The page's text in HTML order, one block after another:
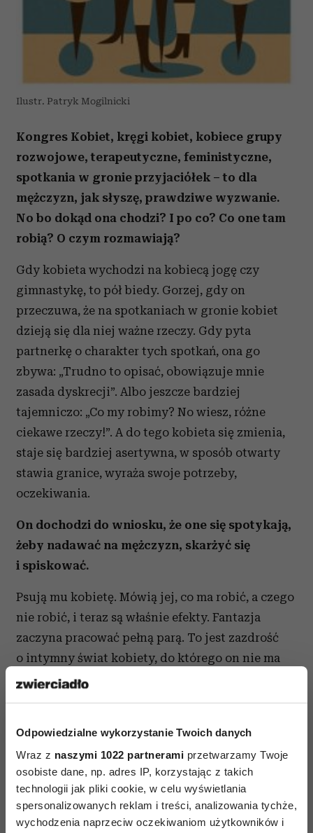
Odpowiedzialne wykorzystanie Twoich danych
Wraz z naszymi 1022 partnerami przetwarzamy Twoje
osobiste dane, np. adres IP, korzystając z takich
technologii jak pliki cookie, w celu wyświetlania
spersonalizowanych reklam i treści, analizowania tychże,
wychodzenia naprzeciw oczekiwaniom użytkowników i
Ilustr. Patryk Mogilnicki
Kongres Kobiet, kręgi kobiet, kobiece grupy
rozwojowe, terapeutyczne, feministyczne,
spotkania w gronie przyjaciółek – to dla
mężczyzn, jak słyszę, prawdziwe wyzwanie.
No bo dokąd ona chodzi? I po co? Co one tam
robią? O czym rozmawiają?
Gdy kobieta wychodzi na kobiecą jogę czy
gimnastykę, to pół biedy. Gorzej, gdy on
przeczuwa, że na spotkaniach w gronie kobiet
dzieją się dla niej ważne rzeczy. Gdy pyta
partnerkę o charakter tych spotkań, ona go
zbywa: „Trudno to opisać, obowiązuje mnie
zasada dyskrecji”. Albo jeszcze bardziej
tajemniczo: „Co my robimy? No wiesz, różne
ciekawe rzeczy!”. A do tego kobieta się zmienia,
staje się bardziej asertywna, w sposób otwarty
stawia granice, wyraża swoje potrzeby,
oczekiwania.
On dochodzi do wniosku, że one się spotykają,
żeby nadawać na mężczyzn, skarżyć się
i spiskować.
Psują mu kobietę. Mówią jej, co ma robić, a czego
nie robić, i teraz są właśnie efekty. Fantazja
zaczyna pracować pełną parą. To jest zazdrość
o intymny świat kobiety, do którego on nie ma
dostępu. Może czuć się odstawiony na boczny
Więcej w Zwierciadle
02/2016. Kup teraz!
Zwierciadło także w wersji